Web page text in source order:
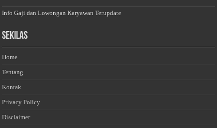
Info Gaji dan Lowongan Karyawan Terupdate
Sekilas
Home
Tentang
Kontak
Privacy Policy
Disclaimer